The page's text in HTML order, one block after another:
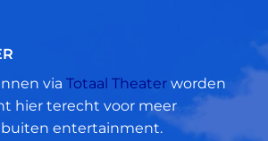
via Totaal Theater worden
hier terecht voor meer
entertainment.